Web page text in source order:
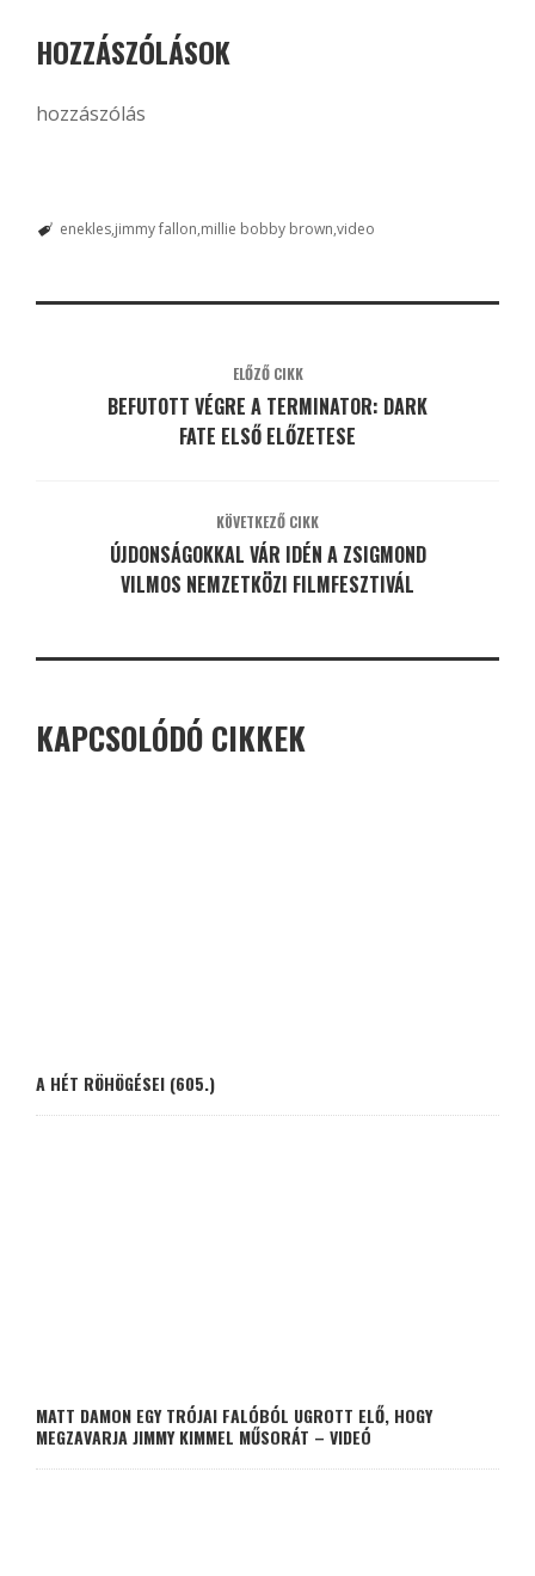
HOZZÁSZÓLÁSOK
hozzászólás
enekles jimmy fallon millie bobby brown video
ELŐZŐ CIKK
BEFUTOTT VÉGRE A TERMINATOR: DARK
FATE ELSŐ ELŐZETESE
KÖVETKEZŐ CIKK
ÚJDONSÁGOKKAL VÁR IDÉN A ZSIGMOND
VILMOS NEMZETKÖZI FILMFESZTIVÁL
KAPCSOLÓDÓ CIKKEK
A HÉT RÖHÖGÉSEI (605.)
MATT DAMON EGY TRÓJAI FALÓBÓL UGROTT ELŐ, HOGY
MEGZAVARJA JIMMY KIMMEL MŰSORÁT – VIDEÓ